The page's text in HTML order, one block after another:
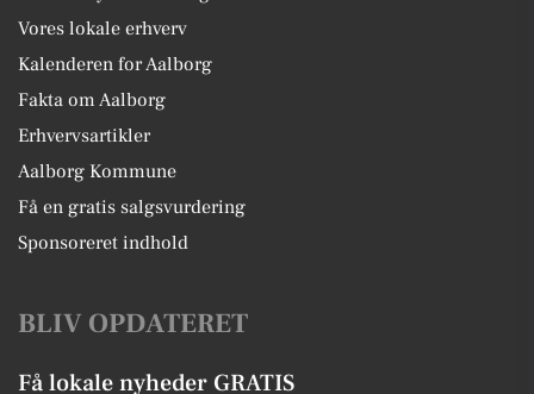
Vores lokale erhverv
Kalenderen for Aalborg
Fakta om Aalborg
Erhvervsartikler
Aalborg Kommune
Få en gratis salgsvurdering
Sponsoreret indhold
BLIV OPDATERET
Få lokale nyheder GRATIS